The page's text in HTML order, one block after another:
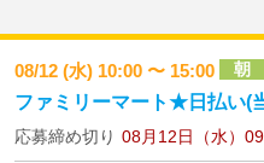
08/12 (水) 10:00 〜 15:00 朝
ファミリーマート★日払い(
応募締め切り 08月12日（水）